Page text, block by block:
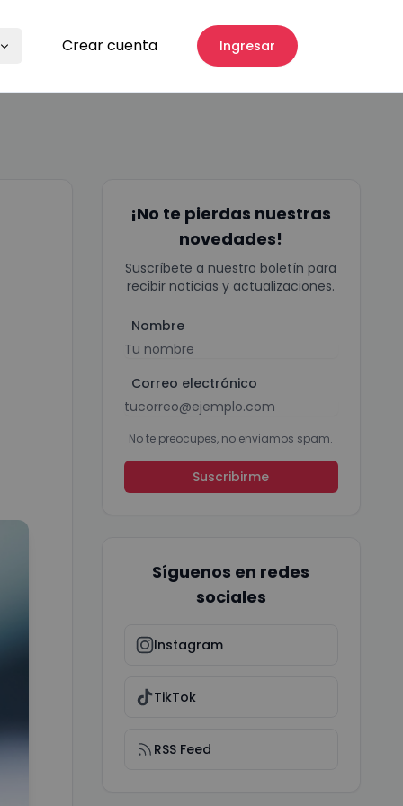
Crear cuenta Ingresar
¡No te pierdas nuestras
novedades!
Suscríbete a nuestro boletín para
recibir noticias y actualizaciones.
Nombre
Correo electrónico
No te preocupes, no enviamos spam.
Suscribirme
Síguenos en redes
sociales
Instagram
TikTok
RSS Feed